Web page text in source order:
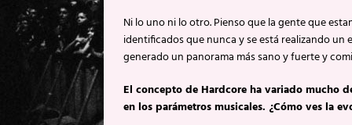
Ni lo uno ni lo otro. Pienso que la gente que
identificados que nunca y se está realizando
generado un panorama más sano y fuerte y
El concepto de Hardcore ha variado mucho
en los parámetros musicales. ¿Cómo ves la